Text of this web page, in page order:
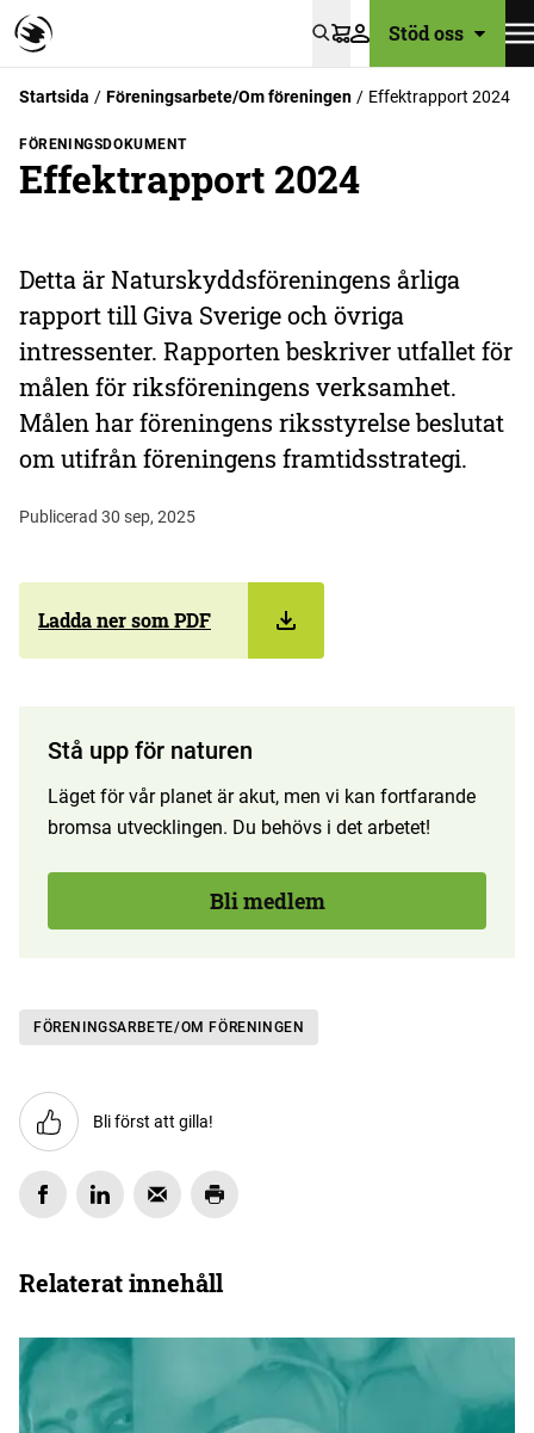
VarukorgStöd oss
Startsida Föreningsarbete/Om föreningen Effektrapport 2024
FÖRENINGSDOKUMENT
Effektrapport 2024
Detta är Naturskyddsföreningens årliga
rapport till Giva Sverige och övriga
intressenter. Rapporten beskriver utfallet för
målen för riksföreningens verksamhet.
Målen har föreningens riksstyrelse beslutat
om utifrån föreningens framtidsstrategi.
Publicerad 30 sep, 2025
Ladda ner som PDF
Stå upp för naturen
Läget för vår planet är akut, men vi kan fortfarande
bromsa utvecklingen. Du behövs i det arbetet!
Bli medlem
FÖRENINGSARBETE/OM FÖRENINGEN
Bli först att gilla!
Relaterat innehåll